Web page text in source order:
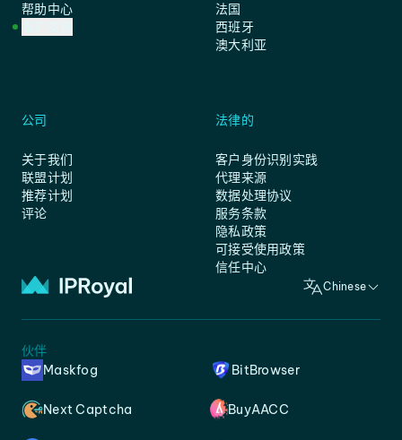
帮助中心
法国
西班牙
澳大利亚
公司
关于我们
联盟计划
推荐计划
评论
法律的
客户身份识别实践
代理来源
数据处理协议
服务条款
隐私政策
可接受使用政策
信任中心
Chinese
伙伴
Maskfog
BitBrowser
Next Captcha BuyAACC